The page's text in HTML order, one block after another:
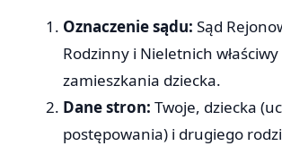
Oznaczenie sądu: Sąd
Rodzinny i Nieletnich
zamieszkania dziecka.
Dane stron: Twoje, dziecka
postępowania) i drugiego